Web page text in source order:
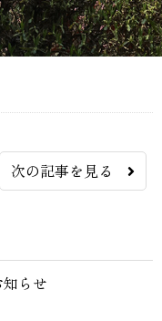
次の記事を見る
らせ